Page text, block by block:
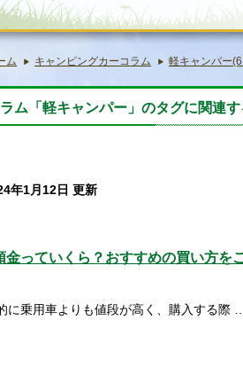
ム キャンピングカーコラム 軽キャンパー
ム「軽キャンパー」のタグに関連
年1月12日 更新
金っていくら？おすすめの買い方を
に乗用車よりも値段が高く、購入する際